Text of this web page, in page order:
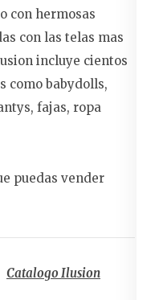
con hermosas
con las telas mas
incluye cientos
como babydolls,
fajas, ropa
puedas vender
Catalogo Ilusion